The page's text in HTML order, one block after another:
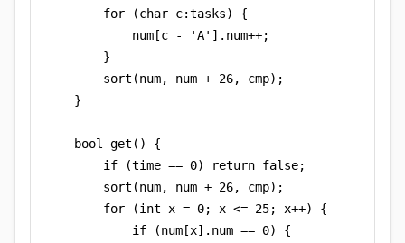
        for (char c:tasks) {
            num[c - 'A'].num++;
        }
        sort(num, num + 26, cmp);
    }
    bool get() {
        if (time == 0) return false;
        sort(num, num + 26, cmp);
        for (int x = 0; x <= 25; x++) {
            if (num[x].num == 0) {